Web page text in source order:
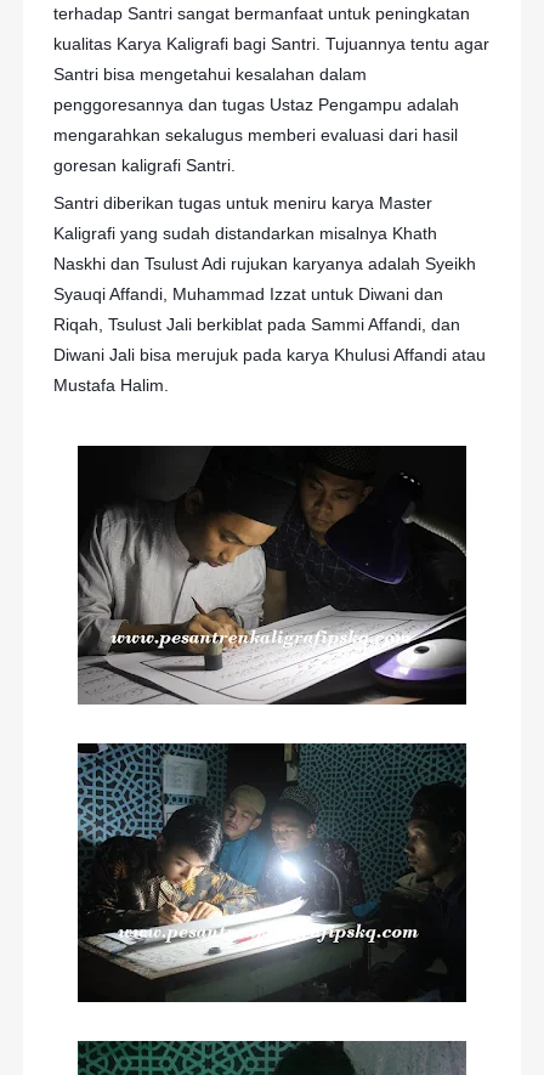
terhadap Santri sangat bermanfaat untuk peningkatan
kualitas Karya Kaligrafi bagi Santri. Tujuannya tentu agar
Santri bisa mengetahui kesalahan dalam
penggoresannya dan tugas Ustaz Pengampu adalah
mengarahkan sekalugus memberi evaluasi dari hasil
goresan kaligrafi Santri.
Santri diberikan tugas untuk meniru karya Master
Kaligrafi yang sudah distandarkan misalnya Khath
Naskhi dan Tsulust Adi rujukan karyanya adalah Syeikh
Syauqi Affandi, Muhammad Izzat untuk Diwani dan
Riqah, Tsulust Jali berkiblat pada Sammi Affandi, dan
Diwani Jali bisa merujuk pada karya Khulusi Affandi atau
Mustafa Halim.